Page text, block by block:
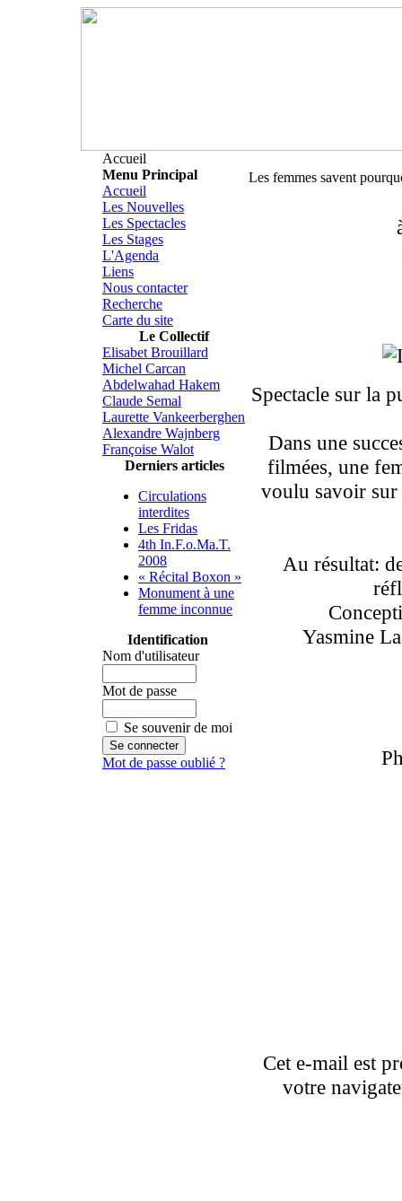
Accueil
Menu Principal
Accueil
Les Nouvelles
Les Spectacles
Les Stages
L'Agenda
Liens
Nous contacter
Recherche
Carte du site
Le Collectif
Elisabet Brouillard
Michel Carcan
Abdelwahad Hakem
Claude Semal
Laurette Vankeerberghen
Alexandre Wajnberg
Françoise Walot
Derniers articles
Circulations
interdites
Les Fridas
4th In.F.o.Ma.T.
2008
« Récital Boxon »
Monument à une
femme inconnue
Identification
Nom d'utilisateur
Mot de passe
Se souvenir de moi
Mot de passe oublié ?
Les femmes savent
Spectacle sur la
Dans une
filmées, une
voulu savoir sur
Au résultat:
Yasmine
Cet e-mail est
votre